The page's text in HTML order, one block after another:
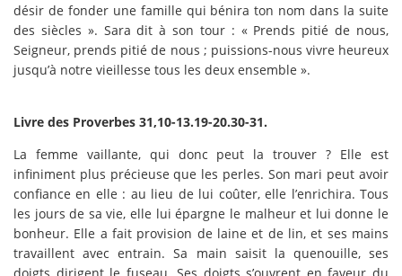
désir de fonder une famille qui bénira ton nom dans la suite
des siècles ». Sara dit à son tour : « Prends pitié de nous,
Seigneur, prends pitié de nous ; puissions-nous vivre heureux
jusqu’à notre vieillesse tous les deux ensemble ».
Livre des Proverbes 31,10-13.19-20.30-31.
La femme vaillante, qui donc peut la trouver ? Elle est
infiniment plus précieuse que les perles. Son mari peut avoir
confiance en elle : au lieu de lui coûter, elle l’enrichira. Tous
les jours de sa vie, elle lui épargne le malheur et lui donne le
bonheur. Elle a fait provision de laine et de lin, et ses mains
travaillent avec entrain. Sa main saisit la quenouille, ses
doigts dirigent le fuseau. Ses doigts s’ouvrent en faveur du